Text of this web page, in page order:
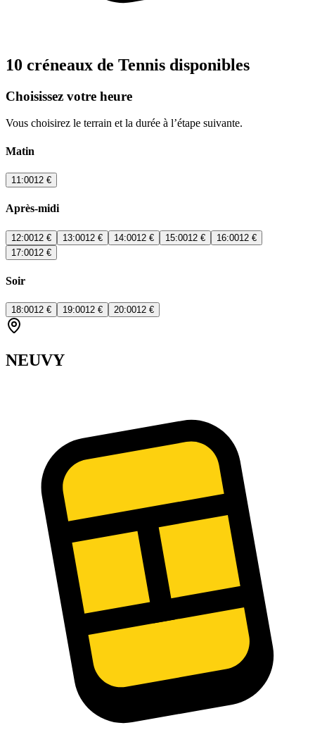
10 créneaux de Tennis disponibles
Choisissez votre heure
Vous choisirez le terrain et la durée à l’étape suivante.
Matin
11:0012 €
Après-midi
12:0012 € 13:0012 € 14:0012 € 15:0012 € 16:0012 €
17:0012 €
Soir
18:0012 € 19:0012 € 20:0012 €
NEUVY